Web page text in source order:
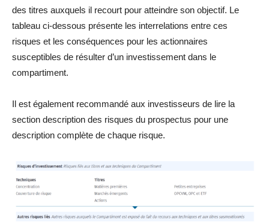
des titres auxquels il recourt pour atteindre son objectif. Le
tableau ci-dessous présente les interrelations entre ces
risques et les conséquences pour les actionnaires
susceptibles de résulter d’un investissement dans le
compartiment.
Il est également recommandé aux investisseurs de lire la
section description des risques du prospectus pour une
description complète de chaque risque.